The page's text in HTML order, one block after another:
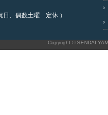
、偶数土曜 定休 ）
›
›
Copyright © SENDAI